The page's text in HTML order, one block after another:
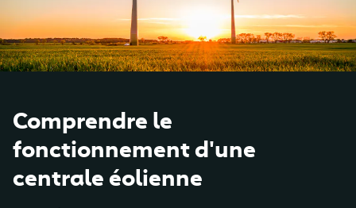
Comprendre le
fonctionnement d'une
centrale éolienne